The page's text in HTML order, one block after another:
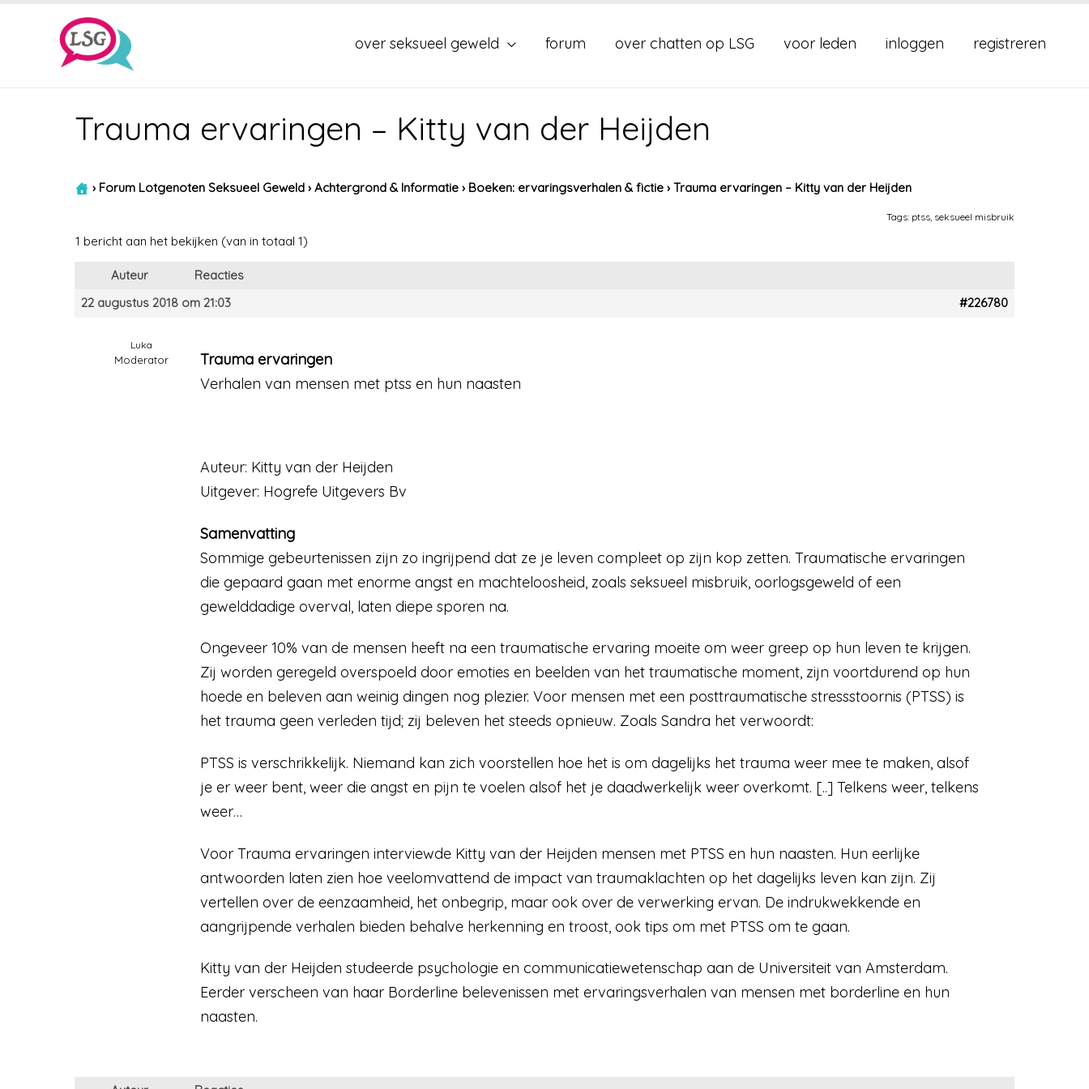
over seksueel geweld forum over chatten op LSG voor leden inloggen registreren
Trauma ervaringen – Kitty van der Heijden
› Forum Lotgenoten Seksueel Geweld › Achtergrond & Informatie › Boeken: ervaringsverhalen & fictie › Trauma ervaringen – Kitty van der Heijden
Tags: ptss, seksueel misbruik
1 bericht aan het bekijken (van in totaal 1)
Auteur
Reacties
22 augustus 2018 om 21:03
#226780
Luka
Moderator
Trauma ervaringen
Verhalen van mensen met ptss en hun naasten
Auteur: Kitty van der Heijden
Uitgever: Hogrefe Uitgevers Bv
Samenvatting
Sommige gebeurtenissen zijn zo ingrijpend dat ze je leven compleet op zijn kop zetten. Traumatische ervaringen
die gepaard gaan met enorme angst en machteloosheid, zoals seksueel misbruik, oorlogsgeweld of een
gewelddadige overval, laten diepe sporen na.
Ongeveer 10% van de mensen heeft na een traumatische ervaring moeite om weer greep op hun leven te krijgen.
Zij worden geregeld overspoeld door emoties en beelden van het traumatische moment, zijn voortdurend op hun
hoede en beleven aan weinig dingen nog plezier. Voor mensen met een posttraumatische stressstoornis (PTSS) is
het trauma geen verleden tijd; zij beleven het steeds opnieuw. Zoals Sandra het verwoordt:
PTSS is verschrikkelijk. Niemand kan zich voorstellen hoe het is om dagelijks het trauma weer mee te maken, alsof
je er weer bent, weer die angst en pijn te voelen alsof het je daadwerkelijk weer overkomt. [..] Telkens weer, telkens
weer…
Voor Trauma ervaringen interviewde Kitty van der Heijden mensen met PTSS en hun naasten. Hun eerlijke
antwoorden laten zien hoe veelomvattend de impact van traumaklachten op het dagelijks leven kan zijn. Zij
vertellen over de eenzaamheid, het onbegrip, maar ook over de verwerking ervan. De indrukwekkende en
aangrijpende verhalen bieden behalve herkenning en troost, ook tips om met PTSS om te gaan.
Kitty van der Heijden studeerde psychologie en communicatiewetenschap aan de Universiteit van Amsterdam.
Eerder verscheen van haar Borderline belevenissen met ervaringsverhalen van mensen met borderline en hun
naasten.